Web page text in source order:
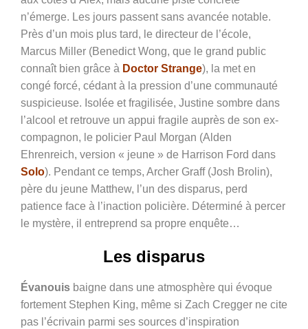
n’émerge. Les jours passent sans avancée notable.
Près d’un mois plus tard, le directeur de l’école,
Marcus Miller (Benedict Wong, que le grand public
connaît bien grâce à Doctor Strange), la met en
congé forcé, cédant à la pression d’une communauté
suspicieuse. Isolée et fragilisée, Justine sombre dans
l’alcool et retrouve un appui fragile auprès de son ex-
compagnon, le policier Paul Morgan (Alden
Ehrenreich, version « jeune » de Harrison Ford dans
Solo). Pendant ce temps, Archer Graff (Josh Brolin),
père du jeune Matthew, l’un des disparus, perd
patience face à l’inaction policière. Déterminé à percer
le mystère, il entreprend sa propre enquête…
Les disparus
Évanouis baigne dans une atmosphère qui évoque
fortement Stephen King, même si Zach Cregger ne cite
pas l’écrivain parmi ses sources d’inspiration